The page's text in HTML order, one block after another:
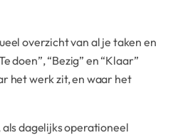
overzicht van al je taken en
doen”, “Bezig” en “Klaar”
het werk zit, en waar het
dagelijks operationeel